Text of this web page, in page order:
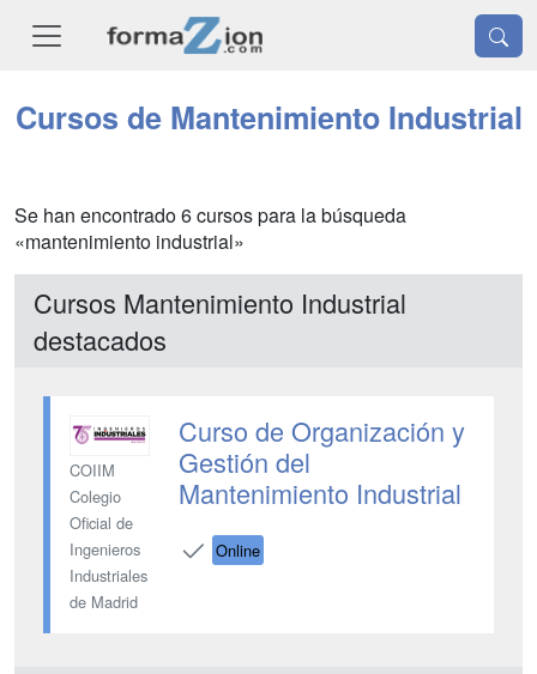
Cursos de Mantenimiento Industrial
Se han encontrado 6 cursos para la búsqueda
«mantenimiento industrial»
Cursos Mantenimiento Industrial
destacados
COIIM
Colegio
Oficial de
Ingenieros
Industriales
de Madrid
Curso de Organización y
Gestión del
Mantenimiento Industrial
Online